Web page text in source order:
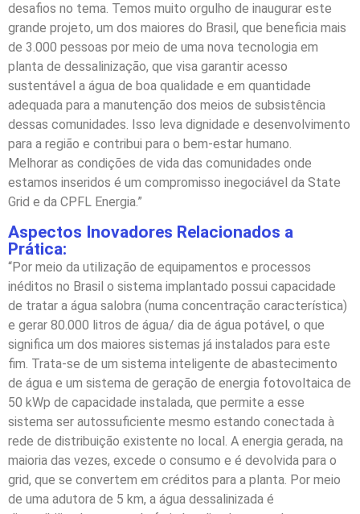
desafios no tema. Temos muito orgulho de inaugurar este
grande projeto, um dos maiores do Brasil, que beneficia mais
de 3.000 pessoas por meio de uma nova tecnologia em
planta de dessalinização, que visa garantir acesso
sustentável a água de boa qualidade e em quantidade
adequada para a manutenção dos meios de subsistência
dessas comunidades. Isso leva dignidade e desenvolvimento
para a região e contribui para o bem-estar humano.
Melhorar as condições de vida das comunidades onde
estamos inseridos é um compromisso inegociável da State
Grid e da CPFL Energia.”
Aspectos Inovadores Relacionados a
Prática:
“Por meio da utilização de equipamentos e processos
inéditos no Brasil o sistema implantado possui capacidade
de tratar a água salobra (numa concentração característica)
e gerar 80.000 litros de água/ dia de água potável, o que
significa um dos maiores sistemas já instalados para este
fim. Trata-se de um sistema inteligente de abastecimento
de água e um sistema de geração de energia fotovoltaica de
50 kWp de capacidade instalada, que permite a esse
sistema ser autossuficiente mesmo estando conectada à
rede de distribuição existente no local. A energia gerada, na
maioria das vezes, excede o consumo e é devolvida para o
grid, que se convertem em créditos para a planta. Por meio
de uma adutora de 5 km, a água dessalinizada é